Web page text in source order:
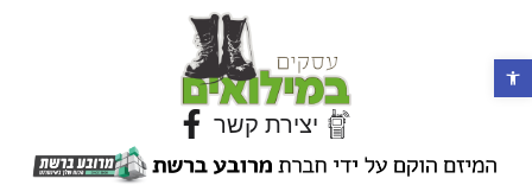
פתח סרגל נגישות
יצירת קשר